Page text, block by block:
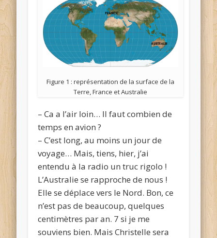
Figure 1 : représentation de la surface de la
Terre, France et Australie
– Ca a l’air loin… Il faut combien de
temps en avion ?
– C’est long, au moins un jour de
voyage… Mais, tiens, hier, j’ai
entendu à la radio un truc rigolo !
L’Australie se rapproche de nous !
Elle se déplace vers le Nord. Bon, ce
n’est pas de beaucoup, quelques
centimètres par an. 7 si je me
souviens bien. Mais Christelle sera